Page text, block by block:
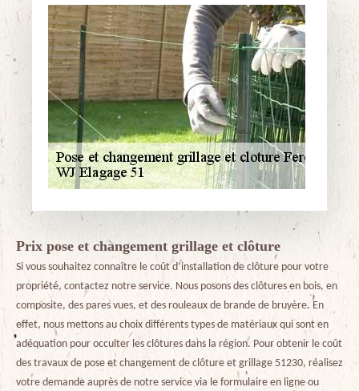
Prix pose et changement grillage et clôture
Si vous souhaitez connaître le coût d’installation de clôture pour votre
propriété, contactez notre service. Nous posons des clôtures en bois, en
composite, des pares vues, et des rouleaux de brande de bruyère. En
effet, nous mettons au choix différents types de matériaux qui sont en
adéquation pour occulter les clôtures dans la région. Pour obtenir le coût
des travaux de pose et changement de clôture et grillage 51230, réalisez
votre demande auprès de notre service via le formulaire en ligne ou